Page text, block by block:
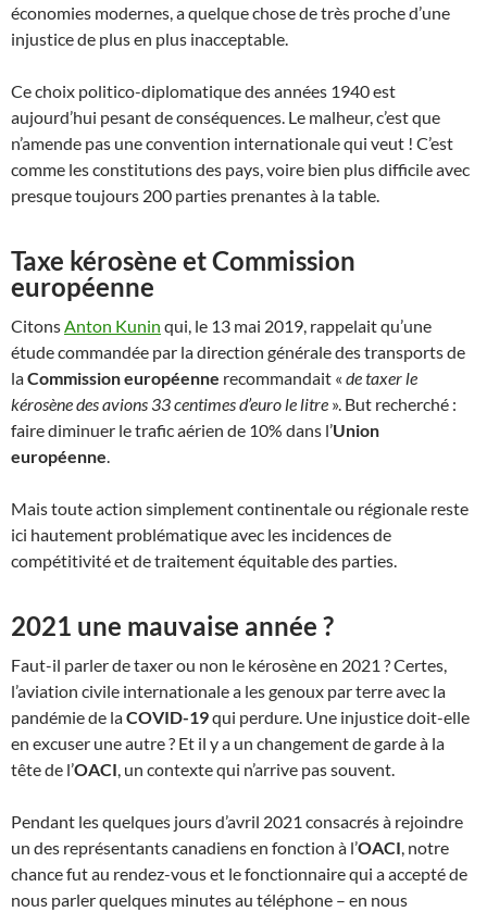
économies modernes, a quelque chose de très proche d’une
injustice de plus en plus inacceptable.
Ce choix politico-diplomatique des années 1940 est
aujourd’hui pesant de conséquences. Le malheur, c’est que
n’amende pas une convention internationale qui veut ! C’est
comme les constitutions des pays, voire bien plus difficile avec
presque toujours 200 parties prenantes à la table.
Taxe kérosène et Commission
européenne
CitonsAnton Kunin qui, le 13 mai 2019, rappelait qu’une
étude commandée par la direction générale des transports de
laCommission européenne recommandait « de taxer le
kérosène des avions 33 centimes d’euro le litre ». But recherché :
faire diminuer le trafic aérien de 10% dans l’Union
européenne.
Mais toute action simplement continentale ou régionale reste
ici hautement problématique avec les incidences de
compétitivité et de traitement équitable des parties.
2021 une mauvaise année ?
Faut-il parler de taxer ou non le kérosène en 2021 ? Certes,
l’aviation civile internationale a les genoux par terre avec la
pandémie de laCOVID-19qui perdure. Une injustice doit-elle
en excuser une autre ? Et il y a un changement de garde à la
tête de l’OACI, un contexte qui n’arrive pas souvent.
Pendant les quelques jours d’avril 2021 consacrés à rejoindre
un des représentants canadiens en fonction à l’OACI, notre
chance fut au rendez-vous et le fonctionnaire qui a accepté de
nous parler quelques minutes au téléphone – en nous